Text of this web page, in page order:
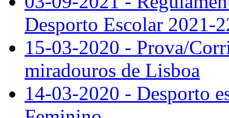
Desporto Escolar 2021-
15-03-2020 - Prova/
miradouros de Lisboa
14-03-2020 - Desporto